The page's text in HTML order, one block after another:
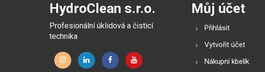
HydroClean s.r.o.
Profesionální úklidová a čisticí
technika
Můj účet
Přihlásit
Vytvořit účet
Nákupní kbelík